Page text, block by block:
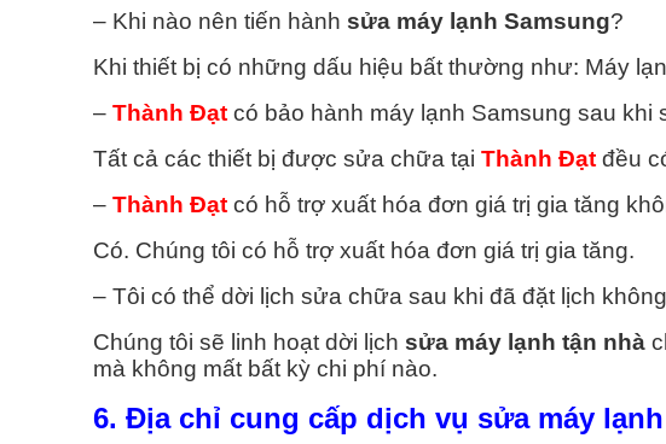
– Khi nào nên tiến hành sửa máy lạnh Samsung?
Khi thiết bị có những dấu hiệu bất thường như: Máy
– Thành Đạt có bảo hành máy lạnh Samsung sau khi
Tất cả các thiết bị được sửa chữa tại Thành Đạt đều
– Thành Đạt có hỗ trợ xuất hóa đơn giá trị gia tăng
Có. Chúng tôi có hỗ trợ xuất hóa đơn giá trị gia tăng.
– Tôi có thể dời lịch sửa chữa sau khi đã đặt lịch
Chúng tôi sẽ linh hoạt dời lịch sửa máy lạnh tận nhà
mà không mất bất kỳ chi phí nào.
6. Địa chỉ cung cấp dịch vụ sửa máy